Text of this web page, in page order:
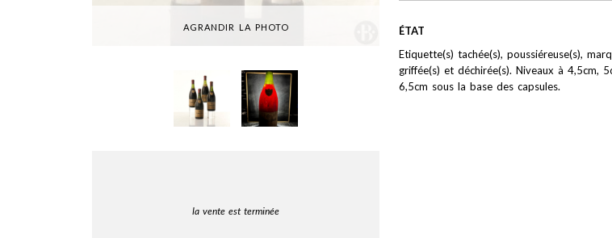
AGRANDIR LA PHOTO
la vente est terminée
ÉTAT
Etiquette(s) tachée(s), poussiéreuse(s),
griffée(s) et déchirée(s). Niveaux à 4,5cm,
6,5cm sous la base des capsules.